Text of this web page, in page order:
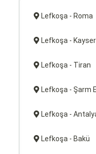
Lefkoşa - Roma
Lefkoşa -
Lefkoşa - Tiran
Lefkoşa - Şarm
Lefkoşa -
Lefkoşa - Bakü